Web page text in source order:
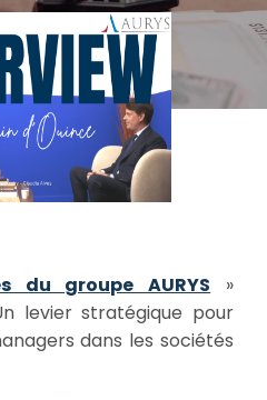
du groupe AURYS »
levier stratégique pour
dans les sociétés